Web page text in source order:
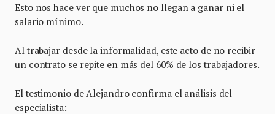
Esto nos hace ver que muchos no llegan a ganar ni el
salario mínimo.
Al trabajar desde la informalidad, este acto de no recibir
un contrato se repite en más del 60% de los trabajadores.
El testimonio de Alejandro confirma el análisis del
especialista: